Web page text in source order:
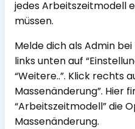
jedes Arbeitszeitmodell
müssen.
Melde dich als Admin
links unten auf
“Weitere..”. Klick rechts
Massenänderung”. Hier
“Arbeitszeitmodell” die
Massenänderung.